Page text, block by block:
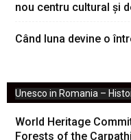
nou centru cultural și
Când luna devine o
Unesco in Romania –
World Heritage
Forests of the